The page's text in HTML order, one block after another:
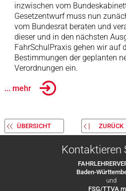
inzwischen vom
Gesetzentwurf muss nun
vom Bundesrat beraten und
dieser und in den nächsten
FahrSchulPraxis gehen wir auf
Bestimmungen der geplanten
Verordnungen ein.
... mehr
ÜBERSICHT ZURÜCK
Kontaktieren
Baden-
und
FSG/TTVA